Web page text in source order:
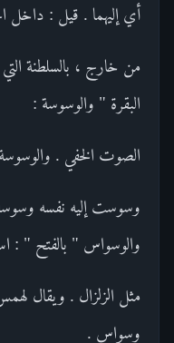
أي إليهما . قيل : داخل
من خارج ، بالسلطنة
البقرة " والوسوسة :
الصوت الخفي .
وسوست إليه نفسه
والوسواس " بالفتح " :
مثل الزلزال . ويقال
وسواس .